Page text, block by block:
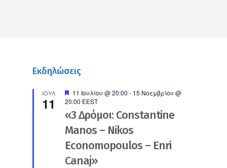
Εκδηλώσεις
ΙΟΎΛ
11
Προτεινόμενο
11 Ιουλίου @ 20:00 - 15 Νοεμβρίου @
20:00 EEST
«3 Δρόμοι: Constantine
Manos – Nikos
Economopoulos – Enri
Canaj»